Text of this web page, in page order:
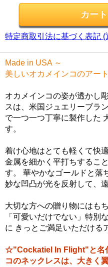
特定商取引法に基づく表記 (
Made in USA ～
美しいオカメインコのアー
オカメインコの姿が透かし
スは、米国ジュエリーブラ
で一つ一つ丁寧に製作した
す。
着け心地はとても軽くて快適
金属を細かく平打ちするこ
す。 華やかなゴールドと落
妙な凹凸が光を反射して、
大切な方への贈り物にはも
「可愛いだけでない」特別
に きっとご満足いただける
☆"Cockatiel In Flight"と名
コのネックレスは、大きく